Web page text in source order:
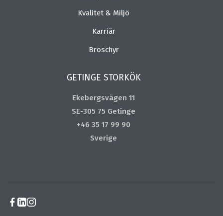
Kvalitet & Miljö
Karriär
Broschyr
GETINGE STORKÖK
Ekebergsvägen 11
SE-305 75 Getinge
+46 35 17 99 90
Sverige